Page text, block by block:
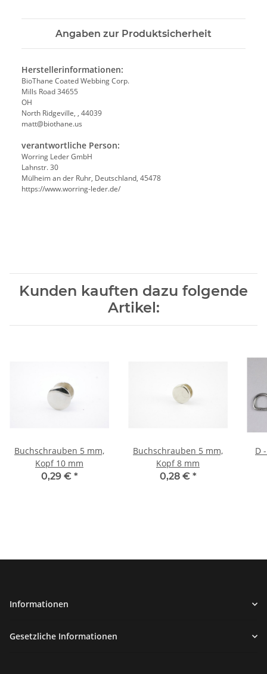
Angaben zur Produktsicherheit
Herstellerinformationen:
BioThane Coated Webbing Corp.
Mills Road 34655
OH
North Ridgeville, , 44039
matt@biothane.us
verantwortliche Person:
Worring Leder GmbH
Lahnstr. 30
Mülheim an der Ruhr, Deutschland, 45478
https://www.worring-leder.de/
Kunden kauften dazu folgende
Artikel:
Buchschrauben 5 mm,
Kopf 10 mm
0,29 € *
Buchschrauben 5 mm,
Kopf 8 mm
0,28 € *
D
Informationen
Gesetzliche Informationen